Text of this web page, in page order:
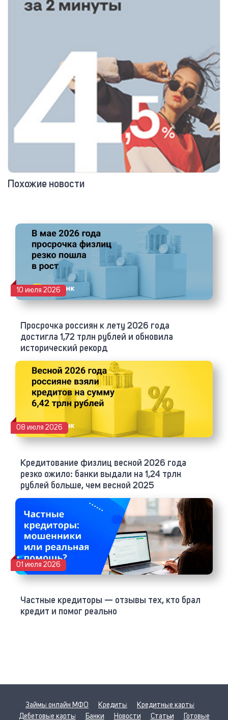
Похожие новости
Просрочка россиян к лету 2026 года
достигла 1,72 трлн рублей и обновила
исторический рекорд
10 июля 2026
Кредитование физлиц весной 2026 года
резко ожило: банки выдали на 1,24 трлн
рублей больше, чем весной 2025
08 июля 2026
Частные кредиторы — отзывы тех, кто брал
кредит и помог реально
01 июля 2026
Займы онлайн МФО Кредиты
Кредитные карты
Дебетовые карты
Банки Новости Статьи Готовые